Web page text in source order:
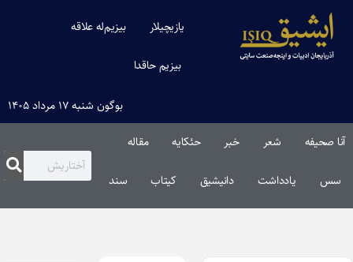
یازیچیلار بیزیم‌له علاقه
بیزیم حاقدا
بوگون شنبه ۱۷ مرداد ۱۴۰۵
آنا صحیفه شعر خبر حئکایه مقاله‌
سس یادداشت دانیشیق کیتاب سند